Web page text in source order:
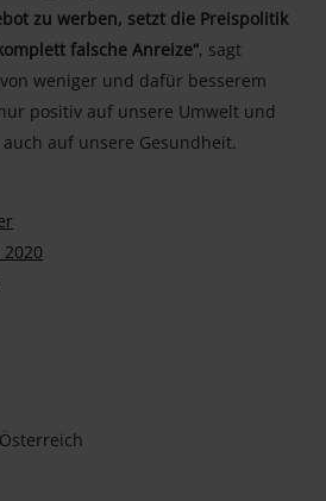
zu werben, setzt die Preispolitik
falsche Anreize“, sagt
weniger und dafür besserem
positiv auf unsere Umwelt und
auf unsere Gesundheit.